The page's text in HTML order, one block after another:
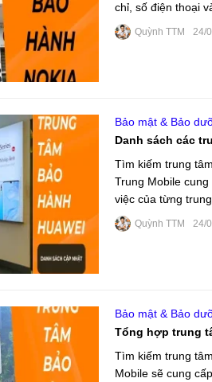
chỉ, số điện thoại
...
Quỳnh TTM 24/
Bảo mật & Bảo
Danh sách các
Tìm kiếm trung
Trung Mobile
việc của từng
máy ...
Quỳnh TTM 24/
Bảo mật & Bảo
Tổng hợp trung
Tìm kiếm trung
Mobile sẽ cung